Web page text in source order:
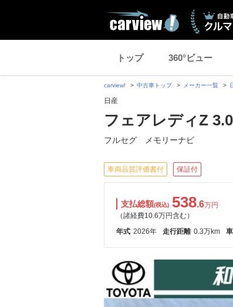
トップ 360°ビュー
carview! 中古車トップ メーカー一覧
日産
フェアレディZ
フルセグ メモリーナビ
車両品質評価書付 保証付
支払総額(税込) 538.6万円
（諸経費10.6万円含む）
年式 2026年 走行距離 0.3万km